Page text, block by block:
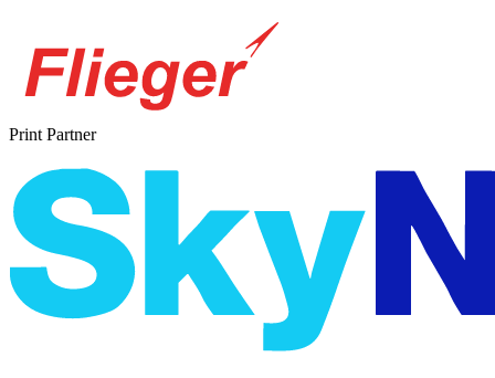
Print Partner